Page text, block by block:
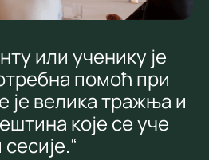
или ученику је
помоћ при
је велика тражња и
које се уче